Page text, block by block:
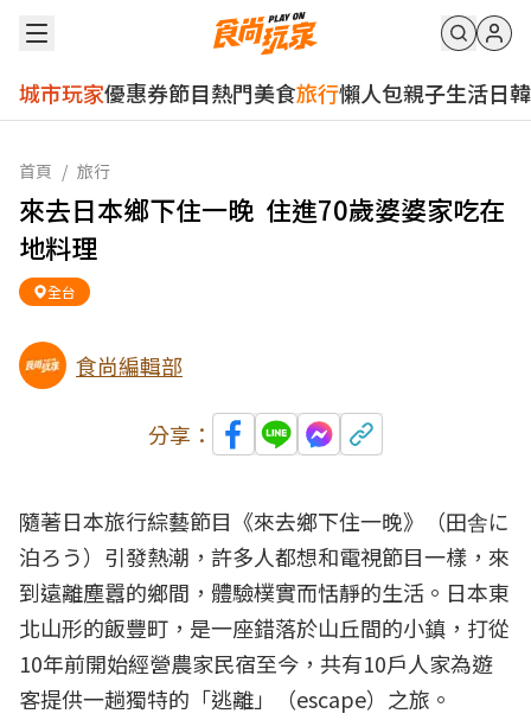
城市玩家優惠券節目熱門美食旅行懶人包親子生活日韓
首頁 / 旅行
來去日本鄉下住一晚 住進70歲婆婆家吃在
地料理
全台
食尚編輯部
分享：
隨著日本旅行綜藝節目《來去鄉下住一晚》（田舎に
泊ろう）引發熱潮，許多人都想和電視節目一樣，來
到遠離塵囂的鄉間，體驗樸實而恬靜的生活。日本東
北山形的飯豐町，是一座錯落於山丘間的小鎮，打從
10年前開始經營農家民宿至今，共有10戶人家為遊
客提供一趟獨特的「逃離」（escape）之旅。